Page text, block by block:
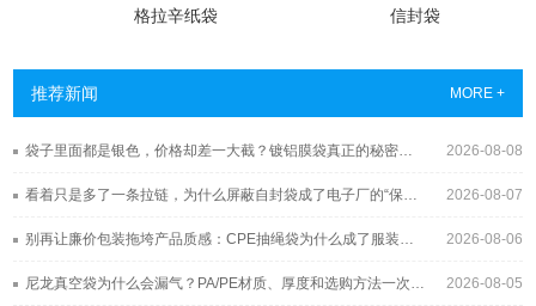
格拉辛纸袋 信封袋
推荐新闻 MORE +
2026-08-08
袋子里面都是银色，价格却差一大截？镀铝膜袋真正的秘密藏在这层“金属皮肤”里
2026-08-07
看着只是多了一条拉链，为什么屏蔽自封袋成了电子厂的“保险柜”？
2026-08-06
别再让廉价包装拖垮产品质感：CPE抽绳袋为什么成了服装与3C品牌的新宠？
2026-08-05
尼龙真空袋为什么会漏气？PA/PE材质、厚度和选购方法一次讲清